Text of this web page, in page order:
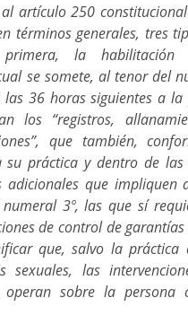
artículo 250
términos generales, tres
la habilitación
se somete, al tenor del
36 horas siguientes a
los “registros,
que también,
práctica y dentro de
que impliquen
3º, las que sí
de control de
que, salvo la práctica
sexuales, las
operan sobre la persona